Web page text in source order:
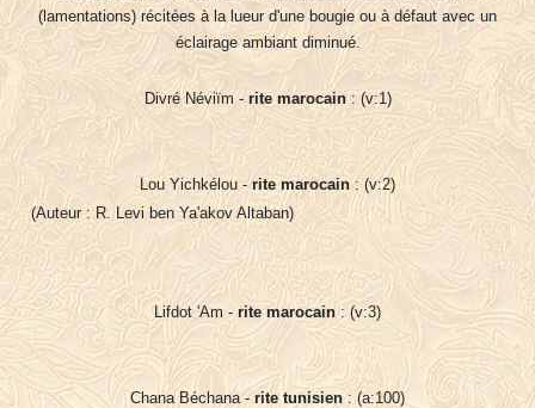
(lamentations) récitées à la lueur d'une bougie ou à défaut avec un
éclairage ambiant diminué.
Divré Néviïm -rite marocain: (v:1)
Lou Yichkélou -rite marocain: (v:2)
(Auteur : R. Levi ben Ya'akov Altaban)
Lifdot 'Am - rite marocain: (v:3)
Chana Béchana -rite tunisien: (a:100)